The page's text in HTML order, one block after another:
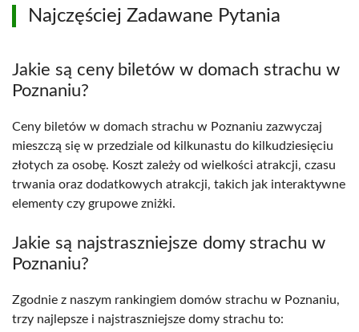
Najczęściej Zadawane Pytania
Jakie są ceny biletów w domach strachu w
Poznaniu?
Ceny biletów w domach strachu w Poznaniu zazwyczaj
mieszczą się w przedziale od kilkunastu do kilkudziesięciu
złotych za osobę. Koszt zależy od wielkości atrakcji, czasu
trwania oraz dodatkowych atrakcji, takich jak interaktywne
elementy czy grupowe zniżki.
Jakie są najstraszniejsze domy strachu w
Poznaniu?
Zgodnie z naszym rankingiem domów strachu w Poznaniu,
trzy najlepsze i najstraszniejsze domy strachu to: